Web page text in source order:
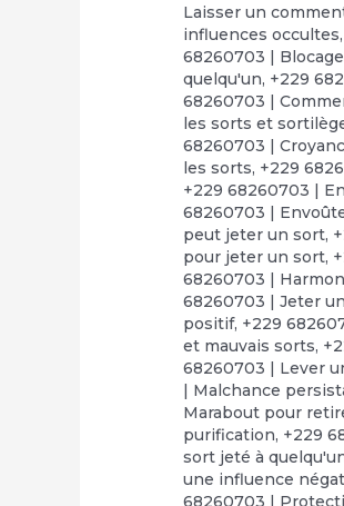
Laisser un
influences occultes,
68260703 |
quelqu'un, +229
68260703 |
les sorts et
68260703 |
les sorts, +229
+229 68260703 |
68260703 |
peut jeter un sort,
pour jeter un sort,
68260703 |
68260703 | Jeter
positif, +229
et mauvais sorts,
68260703 | Lever
| Malchance
Marabout pour
purification, +229
sort jeté à
une influence
68260703 |